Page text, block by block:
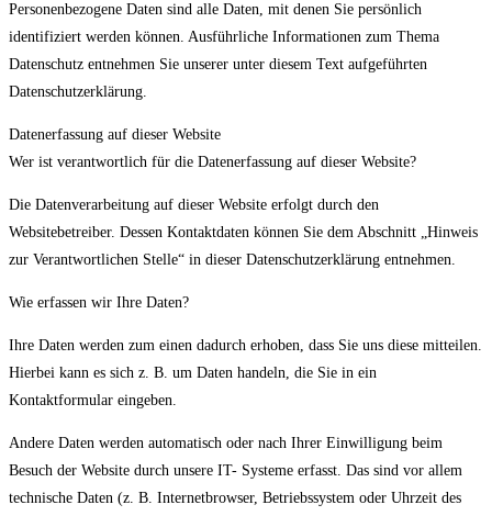
Personenbezogene Daten sind alle Daten, mit denen Sie persönlich
identifiziert werden können. Ausführliche Informationen zum Thema
Datenschutz entnehmen Sie unserer unter diesem Text aufgeführten
Datenschutzerklärung.
Datenerfassung auf dieser Website
Wer ist verantwortlich für die Datenerfassung auf dieser Website?
Die Datenverarbeitung auf dieser Website erfolgt durch den
Websitebetreiber. Dessen Kontaktdaten können Sie dem Abschnitt „Hinweis
zur Verantwortlichen Stelle“ in dieser Datenschutzerklärung entnehmen.
Wie erfassen wir Ihre Daten?
Ihre Daten werden zum einen dadurch erhoben, dass Sie uns diese mitteilen.
Hierbei kann es sich z. B. um Daten handeln, die Sie in ein
Kontaktformular eingeben.
Andere Daten werden automatisch oder nach Ihrer Einwilligung beim
Besuch der Website durch unsere IT- Systeme erfasst. Das sind vor allem
technische Daten (z. B. Internetbrowser, Betriebssystem oder Uhrzeit des